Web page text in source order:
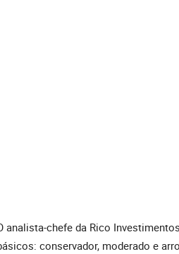
analista-chefe da Rico
conservador, moderado e